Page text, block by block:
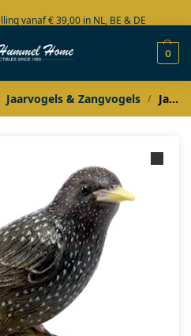
vanaf € 39,00 in NL, BE & DE
in voorraad
0
Jaarvogels & Zangvogels / Jaarvogel 2018 Spreeuw